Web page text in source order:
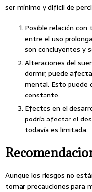
ser mínimo y difícil de
Posible relación con
entre el uso
son concluyentes y
Alteraciones del
dormir, puede
mental. Esto puede
constante.
Efectos en el
podría afectar el
todavía es limitada.
Aunque los riesgos no
tomar precauciones para